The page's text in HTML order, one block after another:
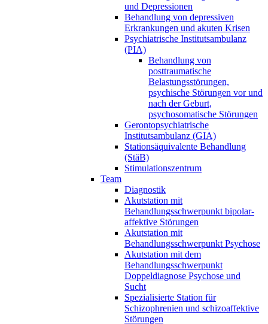
und Depressionen
Behandlung von depressiven
Erkrankungen und akuten Krisen
Psychiatrische Institutsambulanz
(PIA)
Behandlung von
posttraumatische
Belastungsstörungen,
psychische Störungen vor und
nach der Geburt,
psychosomatische Störungen
Gerontopsychiatrische
Institutsambulanz (GIA)
Stationsäquivalente Behandlung
(StäB)
Stimulationszentrum
Team
Diagnostik
Akutstation mit
Behandlungsschwerpunkt bipolar-
affektive Störungen
Akutstation mit
Behandlungsschwerpunkt Psychose
Akutstation mit dem
Behandlungsschwerpunkt
Doppeldiagnose Psychose und
Sucht
Spezialisierte Station für
Schizophrenien und schizoaffektive
Störungen